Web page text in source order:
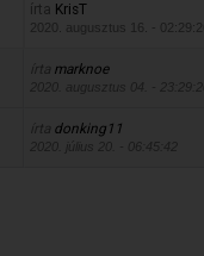
írta KrisT
2020. augusztus 16. - 02:29:26
írta marknoe
2020. augusztus 04. - 23:29:20
írta donking11
2020. július 20. - 06:45:42